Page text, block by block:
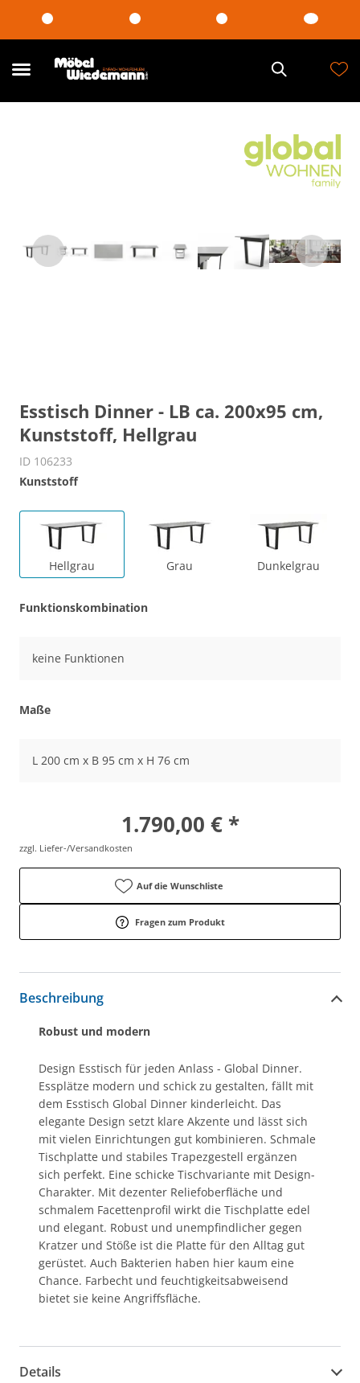
Esstisch Dinner - LB ca. 200x95 cm,
Kunststoff, Hellgrau
ID 106233
Kunststoff
Hellgrau Grau Dunkelgrau
Funktionskombination
keine Funktionen
Maße
L 200 cm x B 95 cm x H 76 cm
1.790,00 € *
zzgl. Liefer-/Versandkosten
Auf die Wunschliste
Fragen zum Produkt
Beschreibung
Robust und modern
Design Esstisch für jeden Anlass - Global Dinner.
Essplätze modern und schick zu gestalten, fällt mit
dem Esstisch Global Dinner kinderleicht. Das
elegante Design setzt klare Akzente und lässt sich
mit vielen Einrichtungen gut kombinieren. Schmale
Tischplatte und stabiles Trapezgestell ergänzen
sich perfekt. Eine schicke Tischvariante mit Design-
Charakter. Mit dezenter Reliefoberfläche und
schmalem Facettenprofil wirkt die Tischplatte edel
und elegant. Robust und unempfindlicher gegen
Kratzer und Stöße ist die Platte für den Alltag gut
gerüstet. Auch Bakterien haben hier kaum eine
Chance. Farbecht und feuchtigkeitsabweisend
bietet sie keine Angriffsfläche.
Details